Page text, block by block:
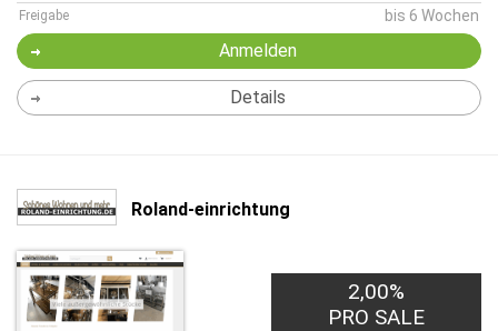
Freigabe bis 6 Wochen
Anmelden
Details
Roland-einrichtung
2,00%
PRO SALE